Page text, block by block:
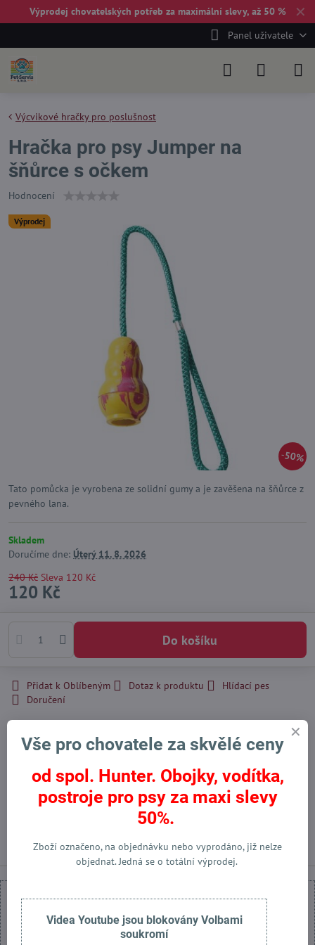
✕
Výprodej chovatelských potřeb za maximální slevy, až 50 %
Panel uživatele
Výprodej
50%
Výcvikové hračky pro poslušnost
Hračka pro psy Jumper na
šňůrce s očkem
Hodnocení
Tato pomůcka je vyrobena ze solidní gumy a je zavěšena na šňůrce z
pevného lana.
Skladem
Doručíme dne: Úterý11. 8. 2026
240 Kč Sleva 120 Kč
120 Kč
Do košíku
Přidat k Oblíbeným Dotaz k produktu
Hlídací pes
Doručení
Skladové číslo:
Výrobce:Klin Kassel
FacebookTwitterBlueskyPinterestReddit LinkedInWhatsApp
E-
mail
Vše pro chovatele za skvělé ceny
od spol. Hunter. Obojky, vodítka,
postroje pro psy za maxi slevy
50%.
Zboží označeno, na objednávku nebo vyprodáno, již nelze
objednat. Jedná se o totální výprodej.
Videa Youtube jsou blokovány Volbami
soukromí